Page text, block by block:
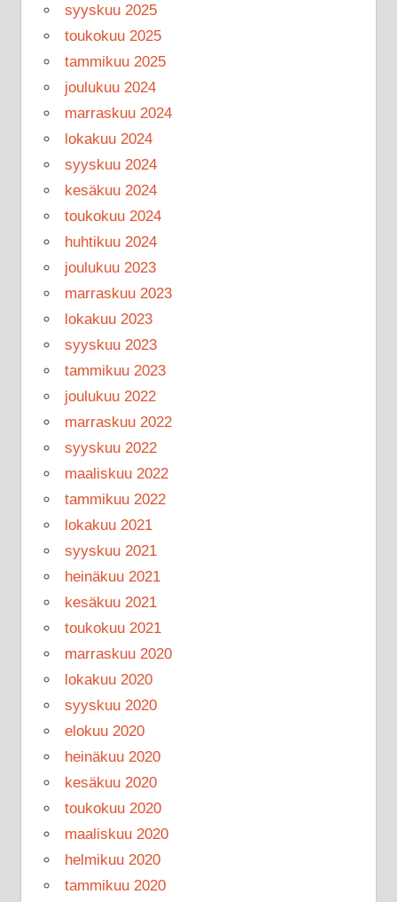
syyskuu 2025
toukokuu 2025
tammikuu 2025
joulukuu 2024
marraskuu 2024
lokakuu 2024
syyskuu 2024
kesäkuu 2024
toukokuu 2024
huhtikuu 2024
joulukuu 2023
marraskuu 2023
lokakuu 2023
syyskuu 2023
tammikuu 2023
joulukuu 2022
marraskuu 2022
syyskuu 2022
maaliskuu 2022
tammikuu 2022
lokakuu 2021
syyskuu 2021
heinäkuu 2021
kesäkuu 2021
toukokuu 2021
marraskuu 2020
lokakuu 2020
syyskuu 2020
elokuu 2020
heinäkuu 2020
kesäkuu 2020
toukokuu 2020
maaliskuu 2020
helmikuu 2020
tammikuu 2020